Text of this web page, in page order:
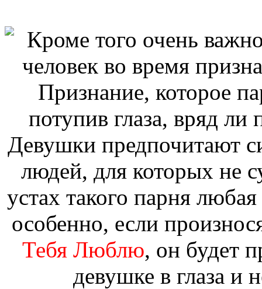
Кроме того очень
человек во время
Признание, которое
потупив глаза, вряд
Девушки предпочитают
людей, для которых не
устах такого парня
особенно, если
Тебя Люблю, он будет
девушке в глаза и